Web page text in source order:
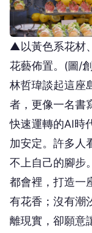
▲以黃色系花材
花藝佈置。(圖/
林哲瑋談起這座
者，更像一名書
快速運轉的AI時
加安定。許多人
不上自己的腳步
都會裡，打造一
有花香；沒有潮
離現實，卻願意